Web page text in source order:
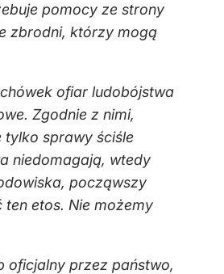
pomocy ze strony
zbrodni, którzy mogą
ofiar ludobójstwa
Zgodnie z nimi,
tylko sprawy ściśle
niedomagają, wtedy
począwszy
etos. Nie możemy
oficjalny przez państwo,